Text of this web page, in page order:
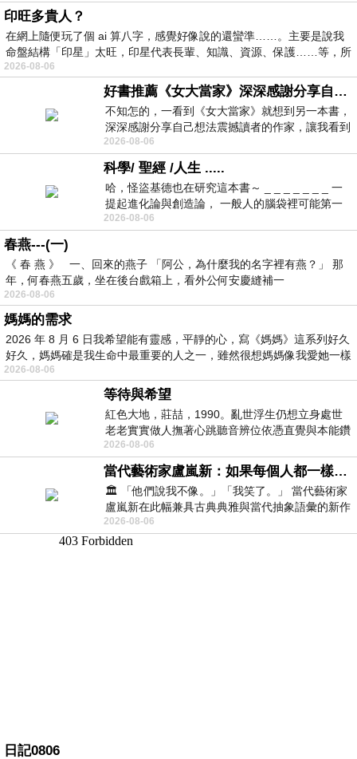
印旺多貴人？
在網上隨便玩了個 ai 算八字，感覺好像說的還蠻準……。主要是說我
命盤結構「印星」太旺，印星代表長輩、知識、資源、保護……等，所
2026-08-06
好書推薦《女大當家》深深感謝分享自己想法震撼讀者的作家，讓我看到不同樣貌的家庭！
不知怎的，一看到《女大當家》就想到另一本書，
深深感謝分享自己想法震撼讀者的作家，讓我看到
不同樣貌的家庭！ 《女大
2026-08-06
科學/ 聖經 /人生 .....
哈，怪盜基德也在研究這本書～ _ _ _ _ _ _ _ 一
提起進化論與創造論， 一般人的腦袋裡可能第一
時間就有「 進化論很科
2026-08-06
春燕---(一)
《 春 燕 》 一、回來的燕子 「阿公，為什麼我的名字裡有燕？」 那
年，何春燕五歲，坐在後台戲箱上，看外公何安慶縫補一
2026-08-06
媽媽的需求
2026 年 8 月 6 日我希望能有靈感，平靜的心，寫《媽媽》這系列好久
好久，媽媽確是我生命中最重要的人之一，雖然很想媽媽像我愛她一樣
2026-08-06
等待與希望
紅色大地，莊喆，1990。亂世浮生仍想立身處世
老老實實做人撫著心跳聽音辨位依憑直覺與本能鑽
向裂隙的亮處探索另一個心聲另一個共鳴的
2026-08-06
當代藝術家盧嵐新：如果每個人都一樣，這世界該有多無聊？
🏛️ 「他們說我不像。」「我笑了。」 當代藝術家
盧嵐新在此幅兼具古典典雅與當代抽象語彙的新作
中，以沈靜的藍色空間為背景，描繪了
2026-08-06
日記0806